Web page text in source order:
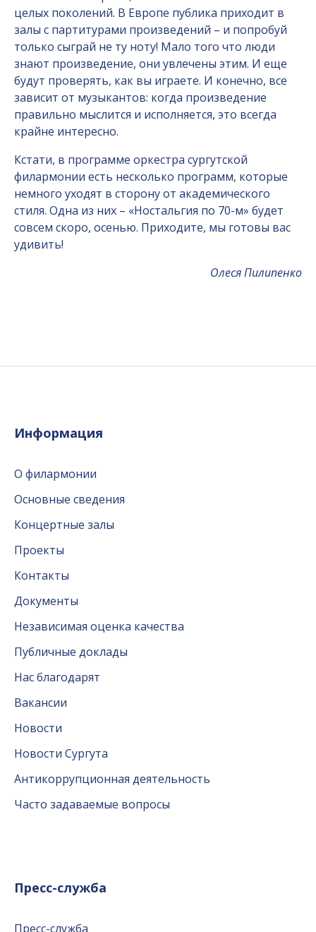
целых поколений. В Европе публика приходит в
залы с партитурами произведений – и попробуй
только сыграй не ту ноту! Мало того что люди
знают произведение, они увлечены этим. И еще
будут проверять, как вы играете. И конечно, все
зависит от музыкантов: когда произведение
правильно мыслится и исполняется, это всегда
крайне интересно.
Кстати, в программе оркестра сургутской
филармонии есть несколько программ, которые
немного уходят в сторону от академического
стиля. Одна из них – «Ностальгия по 70-м» будет
совсем скоро, осенью. Приходите, мы готовы вас
удивить!
Олеся Пилипенко
Информация
О филармонии
Основные сведения
Концертные залы
Проекты
Контакты
Документы
Независимая оценка качества
Публичные доклады
Нас благодарят
Вакансии
Новости
Новости Сургута
Антикоррупционная деятельность
Часто задаваемые вопросы
Пресс-служба
Пресс-служба